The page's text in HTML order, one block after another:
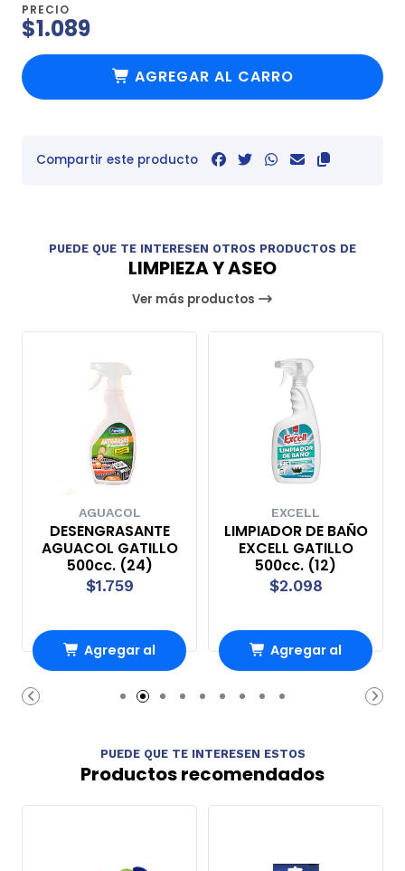
PRECIO
$1.089
AGREGAR AL CARRO
Compartir este producto
PUEDE QUE TE INTERESEN OTROS PRODUCTOS DE
LIMPIEZA Y ASEO
Ver más productos
AGUACOL
DESENGRASANTE
AGUACOL GATILLO
500cc. (24)
$1.759
Agregar al
Carro
EXCELL
LIMPIADOR DE BAÑO
EXCELL GATILLO
500cc. (12)
$2.098
Agregar al
Carro
PUEDE QUE TE INTERESEN ESTOS
Productos recomendados